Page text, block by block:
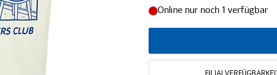
Online nur noch 1 verfügbar
FILIALVERFÜGBARKEIT